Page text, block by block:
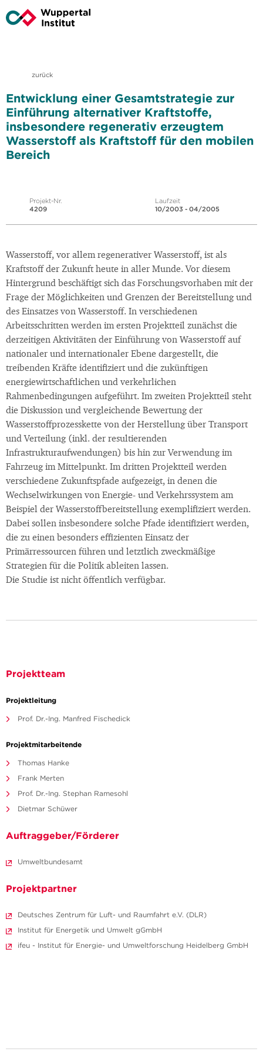
zurück
Entwicklung einer Gesamtstrategie zur
Einführung alternativer Kraftstoffe,
insbesondere regenerativ erzeugtem
Wasserstoff als Kraftstoff für den mobilen
Bereich
Projekt-Nr.
4209
Laufzeit
10/2003 - 04/2005
Wasserstoff, vor allem regenerativer Wasserstoff, ist als
Kraftstoff der Zukunft heute in aller Munde. Vor diesem
Hintergrund beschäftigt sich das Forschungsvorhaben mit der
Frage der Möglichkeiten und Grenzen der Bereitstellung und
des Einsatzes von Wasserstoff. In verschiedenen
Arbeitsschritten werden im ersten Projektteil zunächst die
derzeitigen Aktivitäten der Einführung von Wasserstoff auf
nationaler und internationaler Ebene dargestellt, die
treibenden Kräfte identifiziert und die zukünftigen
energiewirtschaftlichen und verkehrlichen
Rahmenbedingungen aufgeführt. Im zweiten Projektteil steht
die Diskussion und vergleichende Bewertung der
Wasserstoffprozesskette von der Herstellung über Transport
und Verteilung (inkl. der resultierenden
Infrastrukturaufwendungen) bis hin zur Verwendung im
Fahrzeug im Mittelpunkt. Im dritten Projektteil werden
verschiedene Zukunftspfade aufgezeigt, in denen die
Wechselwirkungen von Energie- und Verkehrssystem am
Beispiel der Wasserstoffbereitstellung exemplifiziert werden.
Dabei sollen insbesondere solche Pfade identifiziert werden,
die zu einen besonders effizienten Einsatz der
Primärressourcen führen und letztlich zweckmäßige
Strategien für die Politik ableiten lassen.
Die Studie ist nicht öffentlich verfügbar.
Projektteam
Projektleitung
Prof. Dr.-Ing. Manfred Fischedick
Projektmitarbeitende
Thomas Hanke
Frank Merten
Prof. Dr.-Ing. Stephan Ramesohl
Dietmar Schüwer
Auftraggeber/Förderer
Umweltbundesamt
Projektpartner
Deutsches Zentrum für Luft- und Raumfahrt e.V. (DLR)
Institut für Energetik und Umwelt gGmbH
ifeu - Institut für Energie- und Umweltforschung Heidelberg GmbH